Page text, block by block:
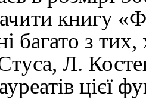
книгу
багато з
Л.
цієї